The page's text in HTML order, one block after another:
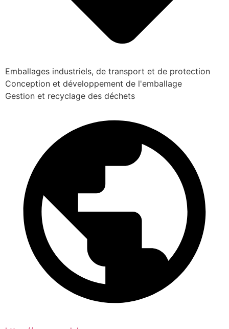
Emballages industriels, de transport et de protection
Conception et développement de l'emballage
Gestion et recyclage des déchets